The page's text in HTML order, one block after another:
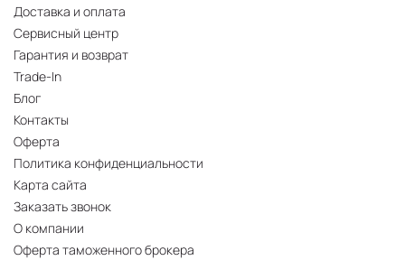
Доставка и оплата
Сервисный центр
Гарантия и возврат
Trade-In
Блог
Контакты
Оферта
Политика конфиденциальности
Карта сайта
Заказать звонок
О компании
Оферта таможенного брокера